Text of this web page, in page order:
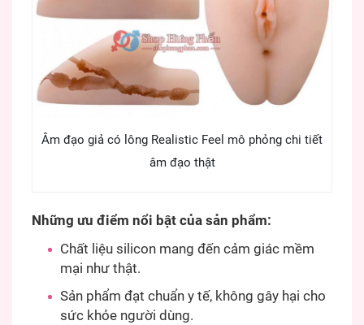
Âm đạo giả có lông Realistic Feel mô phỏng chi tiết
âm đạo thật
Những ưu điểm nổi bật của sản phẩm:
Chất liệu silicon mang đến cảm giác mềm
mại như thật.
Sản phẩm đạt chuẩn y tế, không gây hại cho
sức khỏe người dùng.